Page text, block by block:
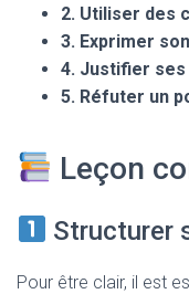
2. Utiliser des
3. Exprimer
4. Justifier
5. Réfuter un
Leçon
Structurer
Pour être clair, il est